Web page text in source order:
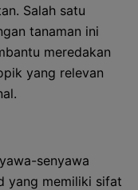
Salah satu
tanaman ini
meredakan
yang relevan
senyawa
yang memiliki sifat